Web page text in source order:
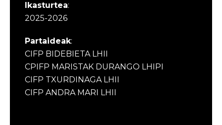
Ikasturtea:
2025-2026
Partaideak:
CIFP BIDEBIETA LHII
CPIFP MARISTAK DURANGO LHIPI
CIFP TXURDINAGA LHII
CIFP ANDRA MARI LHII